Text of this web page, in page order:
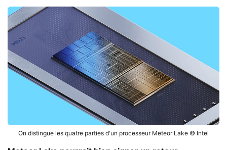
On distingue les quatre parties d'un processeur Meteor Lake © Intel